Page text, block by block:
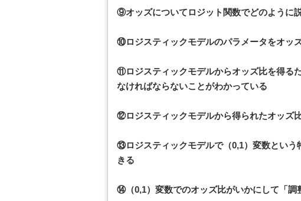
⑨オッズについてロジット関数でどのように
⑩ロジスティックモデルのパラメータをオッ
⑪ロジスティックモデルからオッズ比を得る
なければならないことがわかっている
⑫ロジスティックモデルから得られたオッズ
⑬ロジスティックモデルで（0,1）変数という
きる
⑭（0,1）変数でのオッズ比がいかにして「調